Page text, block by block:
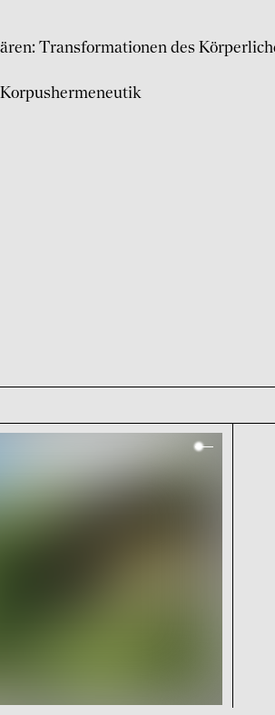
Transformationen des